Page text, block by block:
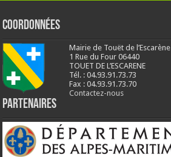
Coordonnées
Mairie de Touët de l’Escarène
1 Rue du Four 06440
TOUET DE L’ESCARENE
Tél. : 04.93.91.73.73
Fax : 04.93.91.73.70
Contactez-nous
Partenaires